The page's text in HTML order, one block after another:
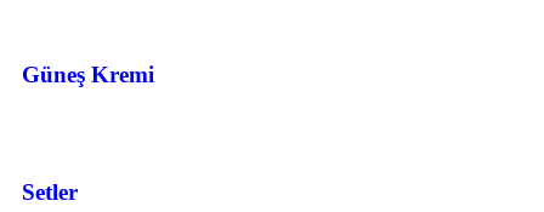
Güneş Kremi
Setler